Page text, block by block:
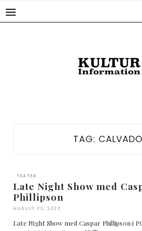
TAG:
TEATER
Late Night Show med
Phillipson
AUGUST 30, 2022
Late Night Show med Caspar Phillipson i